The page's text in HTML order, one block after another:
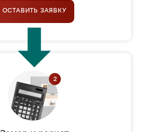
ОСТАВИТЬ ЗАЯВКУ